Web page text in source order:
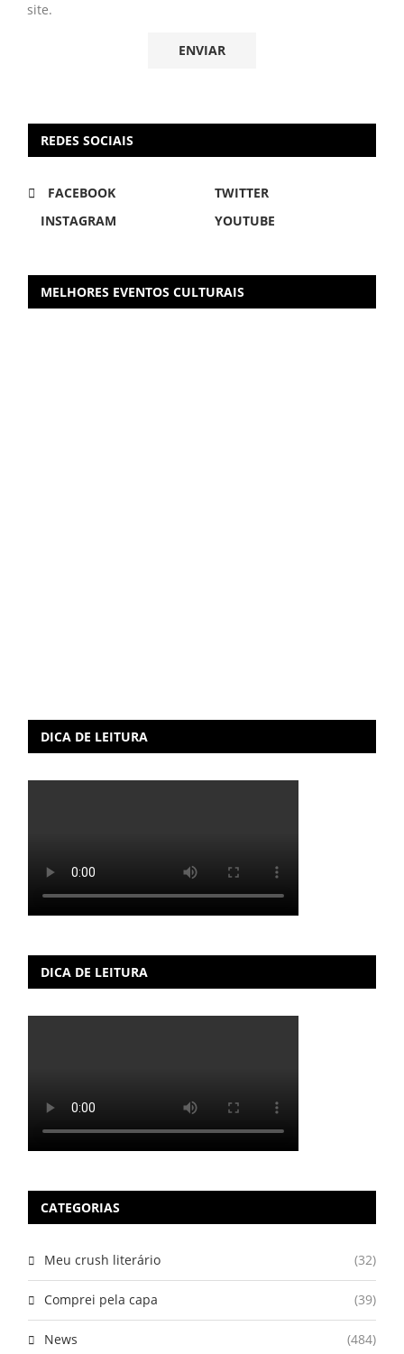
site.
REDES SOCIAIS
FACEBOOK
TWITTER
INSTAGRAM
YOUTUBE
MELHORES EVENTOS CULTURAIS
DICA DE LEITURA
DICA DE LEITURA
CATEGORIAS
Meu crush literário (32)
Comprei pela capa (39)
News (484)